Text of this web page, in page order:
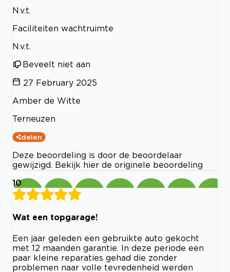
N.v.t.
Faciliteiten wachtruimte
N.v.t.
Beveelt niet aan
27 February 2025
Amber de Witte
Terneuzen
delen
Deze beoordeling is door de beoordelaar
gewijzigd. Bekijk hier de originele beoordeling
10
Wat een topgarage!
Een jaar geleden een gebruikte auto gekocht
met 12 maanden garantie. In deze periode een
paar kleine reparaties gehad die zonder
problemen naar volle tevredenheid werden